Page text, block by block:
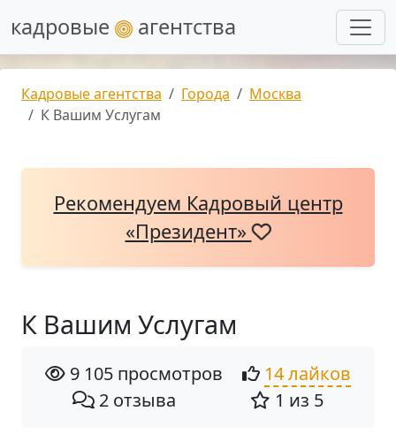
кадровые агентства
Кадровые агентства Города
Москва
К Вашим Услугам
Рекомендуем Кадровый центр
«Президент»
К Вашим Услугам
9 105 просмотров
14 лайков
2 отзыва
1 из 5